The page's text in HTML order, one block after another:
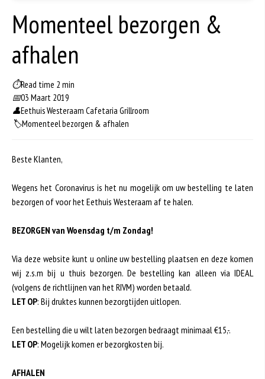
Momenteel bezorgen &
afhalen
⏱Read time 2 min
📅03 Maart 2019
👤Eethuis Westeraam Cafetaria Grillroom
🏷️Momenteel bezorgen & afhalen
Beste Klanten,
Wegens het Coronavirus is het nu mogelijk om uw bestelling te laten
bezorgen of voor het Eethuis Westeraam af te halen.
BEZORGEN van Woensdag t/m Zondag!
Via deze website kunt u online uw bestelling plaatsen en deze komen
wij z.s.m bij u thuis bezorgen. De bestelling kan alleen via IDEAL
(volgens de richtlijnen van het RIVM) worden betaald.
LET OP: Bij druktes kunnen bezorgtijden uitlopen.
Een bestelling die u wilt laten bezorgen bedraagt minimaal €15,-.
LET OP: Mogelijk komen er bezorgkosten bij.
AFHALEN